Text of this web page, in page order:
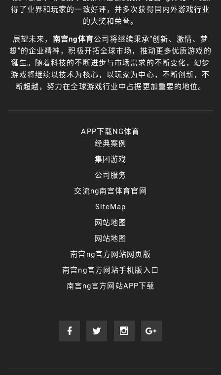
得了业界和玩家的一致好评，并多次获得国内外游戏行业
的大奖和荣誉。
展望未来， 南宫ng体育公司将继续秉承“创新、激情、梦
想”的企业精神，积极开拓全球市场，推动更多优质游戏的
诞生。随着科技的不断进步与市场需求的不断变化，幻梦
游戏将继续以技术为核心，以玩家为中心，不断创新，不
断超越，努力在全球游戏行业中占据更加重要的地位。
APP下载NG体育
经典案例
集团游戏
公司服务
交流ng南宫体育官网
SiteMap
网站地图
网站地图
南宫ng官方网站网页版
南宫ng官方网站手机版入口
南宫ng官方网站APP下载